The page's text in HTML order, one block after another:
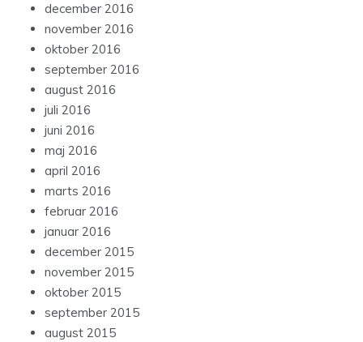
december 2016
november 2016
oktober 2016
september 2016
august 2016
juli 2016
juni 2016
maj 2016
april 2016
marts 2016
februar 2016
januar 2016
december 2015
november 2015
oktober 2015
september 2015
august 2015